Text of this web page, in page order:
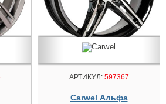
АРТИКУЛ:597367
Carwel Альфа